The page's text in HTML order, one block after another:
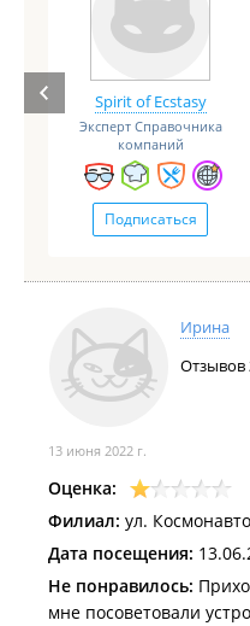
Spirit of Ecstasy
Эксперт Справочника
компаний
Подписаться
Ирина
Отзывов
13 июня 2022 г.
Оценка:
Филиал: ул.
Дата посещения:
Не понравилось:
мне посоветовали